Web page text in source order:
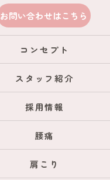
お問い合わせはこちら
コンセプト
スタッフ紹介
採用情報
腰痛
肩こり